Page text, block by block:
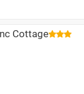
Cottage